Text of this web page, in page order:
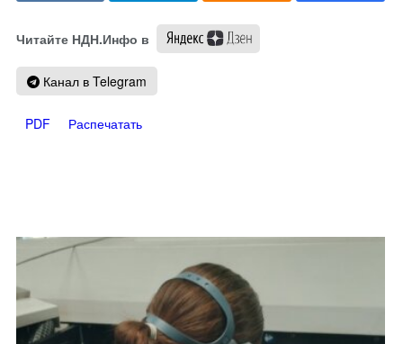
Читайте НДН.Инфо в
Канал в Telegram
PDF Распечатать